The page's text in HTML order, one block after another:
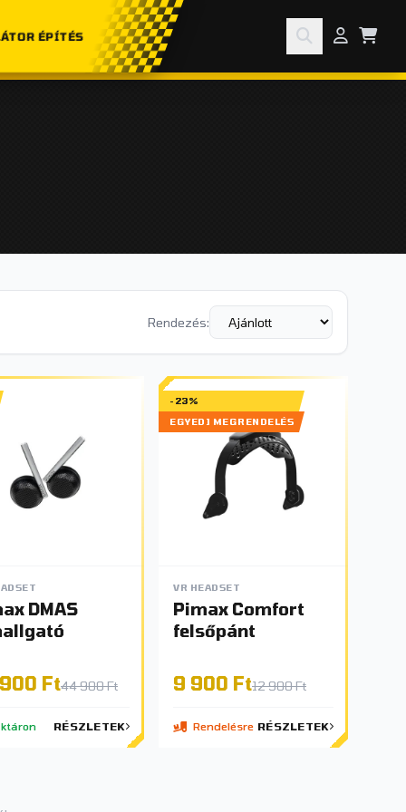
ÉPÍTÉS
Rendezés:
DMAS
Ft44 900 Ft
RÉSZLETEK
-23%
EGYEDI MEGRENDELÉS
VR HEADSET
Pimax Comfort
felsőpánt
9 900 Ft12 900 Ft
Rendelésre RÉSZLETEK